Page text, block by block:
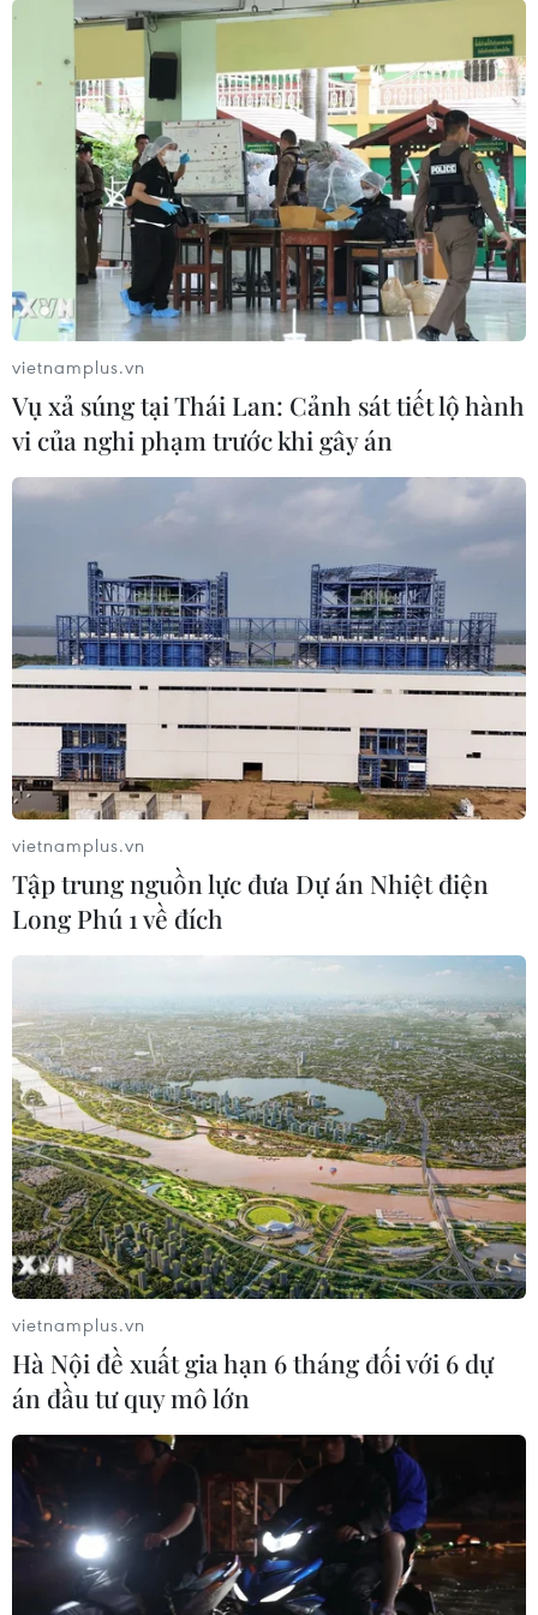
Hà Nội sẽ dịch chuyển 130 cây xanh trên
đường Kim Mã trong 45 ngày
12/09/2017 12:10
Việc dịch chuyển cây xanh này để phục vụ thi công dốc
hạ ngầm, ga 9 và giếng thông gió của Dự án tuyến
đường sắt đô thị thí điểm thành phố Hà Nội, đoạn
Nhổn-ga Hà Nội.
Hà Nội sẽ di dời 1.900 cây xanh để tổ chức
lại giao thông
16/05/2019 04:01
Sở Giao thông Vận tải đề xuất danh mục xén vỉa hè, dải
phân cách, cải tạo đảo giao thông, di chuyển 1.900 cây
xanh để tổ chức giao thông phù hợp với thực trạng và
giảm ùn tắc giao thông.
vietnamplus.vn
Vụ xả súng tại Thái Lan: Cảnh sát tiết lộ hành
vi của nghi phạm trước khi gây án
vietnamplus.vn
Tập trung nguồn lực đưa Dự án Nhiệt điện
Long Phú 1 về đích
vietnamplus.vn
Hà Nội đề xuất gia hạn 6 tháng đối với 6 dự
án đầu tư quy mô lớn